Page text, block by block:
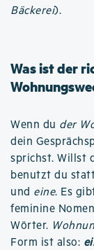
Bäckerei).
Was ist der
Wenn du der
dein
sprichst. Willst
benutzt du
und eine. Es
feminine
Wörter.
Form ist also: